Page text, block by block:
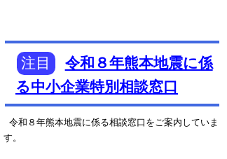
注目
令和８年熊本地震に係
る中小企業特別相談窓口
令和８年熊本地震に係る相談窓口をご案内していま
す。